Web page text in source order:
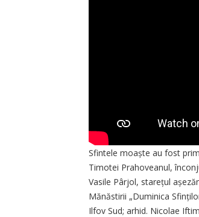
Sfintele moaște au fost
Timotei Prahoveanul,
Vasile Pârjol, starețul
Mănăstirii „Duminica
Ilfov Sud; arhid. Nicolae